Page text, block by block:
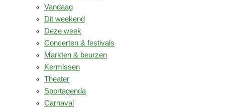
Vandaag
Dit weekend
Deze week
Concerten & festivals
Markten & beurzen
Kermissen
Theater
Sportagenda
Carnaval